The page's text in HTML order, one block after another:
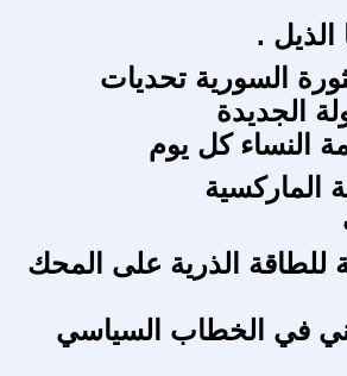
الذيل .
السورية تحديات
الجديدة
النساء كل يوم
الماركسية
للطاقة الذرية على المحك
في الخطاب السياسي